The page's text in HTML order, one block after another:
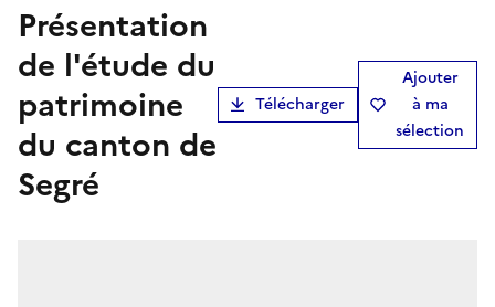
présentation
de l'étude du
patrimoine
du canton de
Segré
Télécharger
Ajouter
à ma
sélection